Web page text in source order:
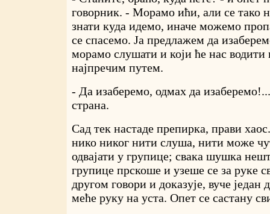
говорник. - Морамо ићи, али се
знати куда идемо, иначе можемо
се спасемо. Ја предлажем да
морамо слушати и који ће нас
најпречим путем.
- Да изаберемо, одмах да
страна.
Сад тек настаде препирка, прави
нико никог нити слуша, нити може
одвајати у групице; свака шушка
групице прскоше и узеше се за руке
другом говори и доказује, вуче један
меће руку на уста. Опет се састану